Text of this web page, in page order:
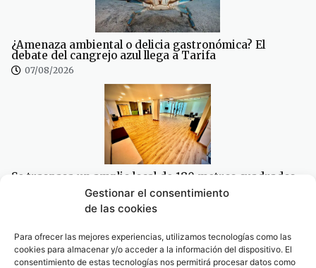
Gestionar el consentimiento
de las cookies
Para ofrecer las mejores experiencias, utilizamos tecnologías como las
cookies para almacenar y/o acceder a la información del dispositivo. El
consentimiento de estas tecnologías nos permitirá procesar datos como
¿Amenaza ambiental o delicia gastronómica? El
debate del cangrejo azul llega a Tarifa
07/08/2026
Se traspasa un amplio local de 180 metros cuadrados
en pleno centro de Tarifa